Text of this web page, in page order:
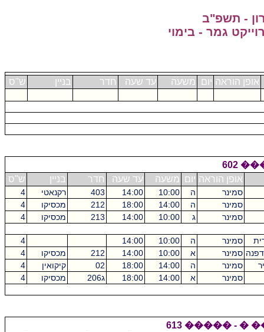
- תשפ"ב
אופן הוראה יום משעה עד שעה חדר בניין ש"ס
אופן הוראה יום משעה עד שעה חדר בניין ש"ס
סמינר ה 10:00
14:00
403 רקנאטי
4
סמינר
ה 14:00
18:00
212 מכסיקו
4
סמינר
ג 10:00
14:00
213 מכסיקו 4
סמינר ה 10:00
14:00
4
סמינר א 10:00
14:00
212 מכסיקו
4
סמינר ה 14:00
18:00
02 קיקואין
4
סמינר
א 14:00
18:00 ג206 מכסיקו 4
�������